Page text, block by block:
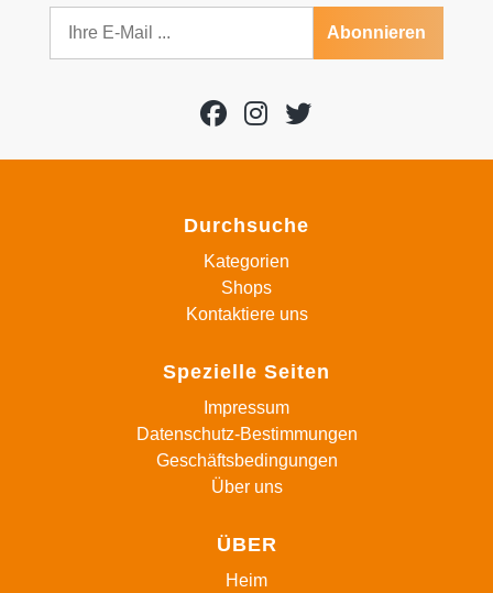
Abonnieren
Durchsuche
Kategorien
Shops
Kontaktiere uns
Spezielle Seiten
Impressum
Datenschutz-Bestimmungen
Geschäftsbedingungen
Über uns
ÜBER
Heim